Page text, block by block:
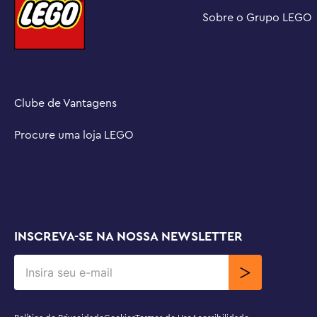
Friends permite que as crianças explorem diferentes
oportunidades de criar suas próprias histórias
Clube de Vantagens
Procure uma loja LEGO
Sobre o Grupo LEGO
INSCREVA-SE NA NOSSA NEWSLETTER